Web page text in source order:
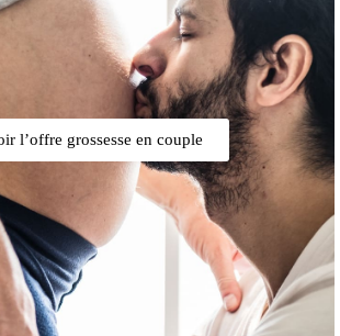
l’offre grossesse en couple